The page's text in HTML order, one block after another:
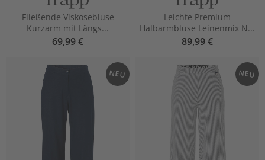
Fließende Viskosebluse
Kurzarm mit Längs...
69,99 €
Leichte Premium
Halbarmbluse Leinenmix N...
89,99 €
NEU NEU